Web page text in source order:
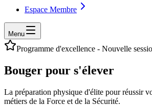
Espace Membre
Menu
Programme d'excellence - Nouvelle
Bouger pour s'élever
La préparation physique d'élite pour réussir
métiers de la Force et de la Sécurité.